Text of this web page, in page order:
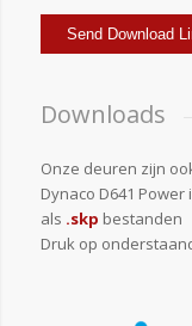
Downloads
Onze deuren zijn
Dynaco D641
als .skp bestanden
Druk op